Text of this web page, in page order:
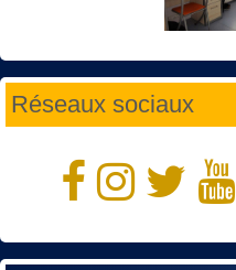
Réseaux sociaux